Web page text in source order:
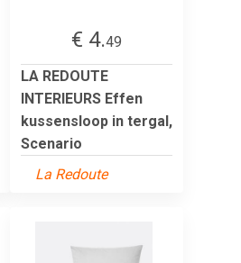
€ 4.49
LA REDOUTE
INTERIEURS Effen
kussensloop in tergal,
Scenario
La Redoute